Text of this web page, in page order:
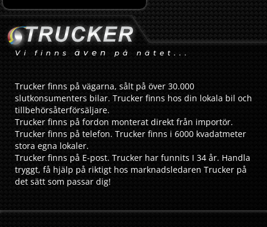
Vi finns även på nätet...
Trucker finns på vägarna, sålt på över 30.000
slutkonsumenters bilar. Trucker finns hos din lokala bil och
tillbehörsåterförsäljare.
Trucker finns på fordon monterat direkt från importör.
Trucker finns på telefon. Trucker finns i 6000 kvadatmeter
stora egna lokaler.
Trucker finns på E-post. Trucker har funnits I 34 år. Handla
tryggt, få hjälp på riktigt hos marknadsledaren Trucker på
det sätt som passar dig!